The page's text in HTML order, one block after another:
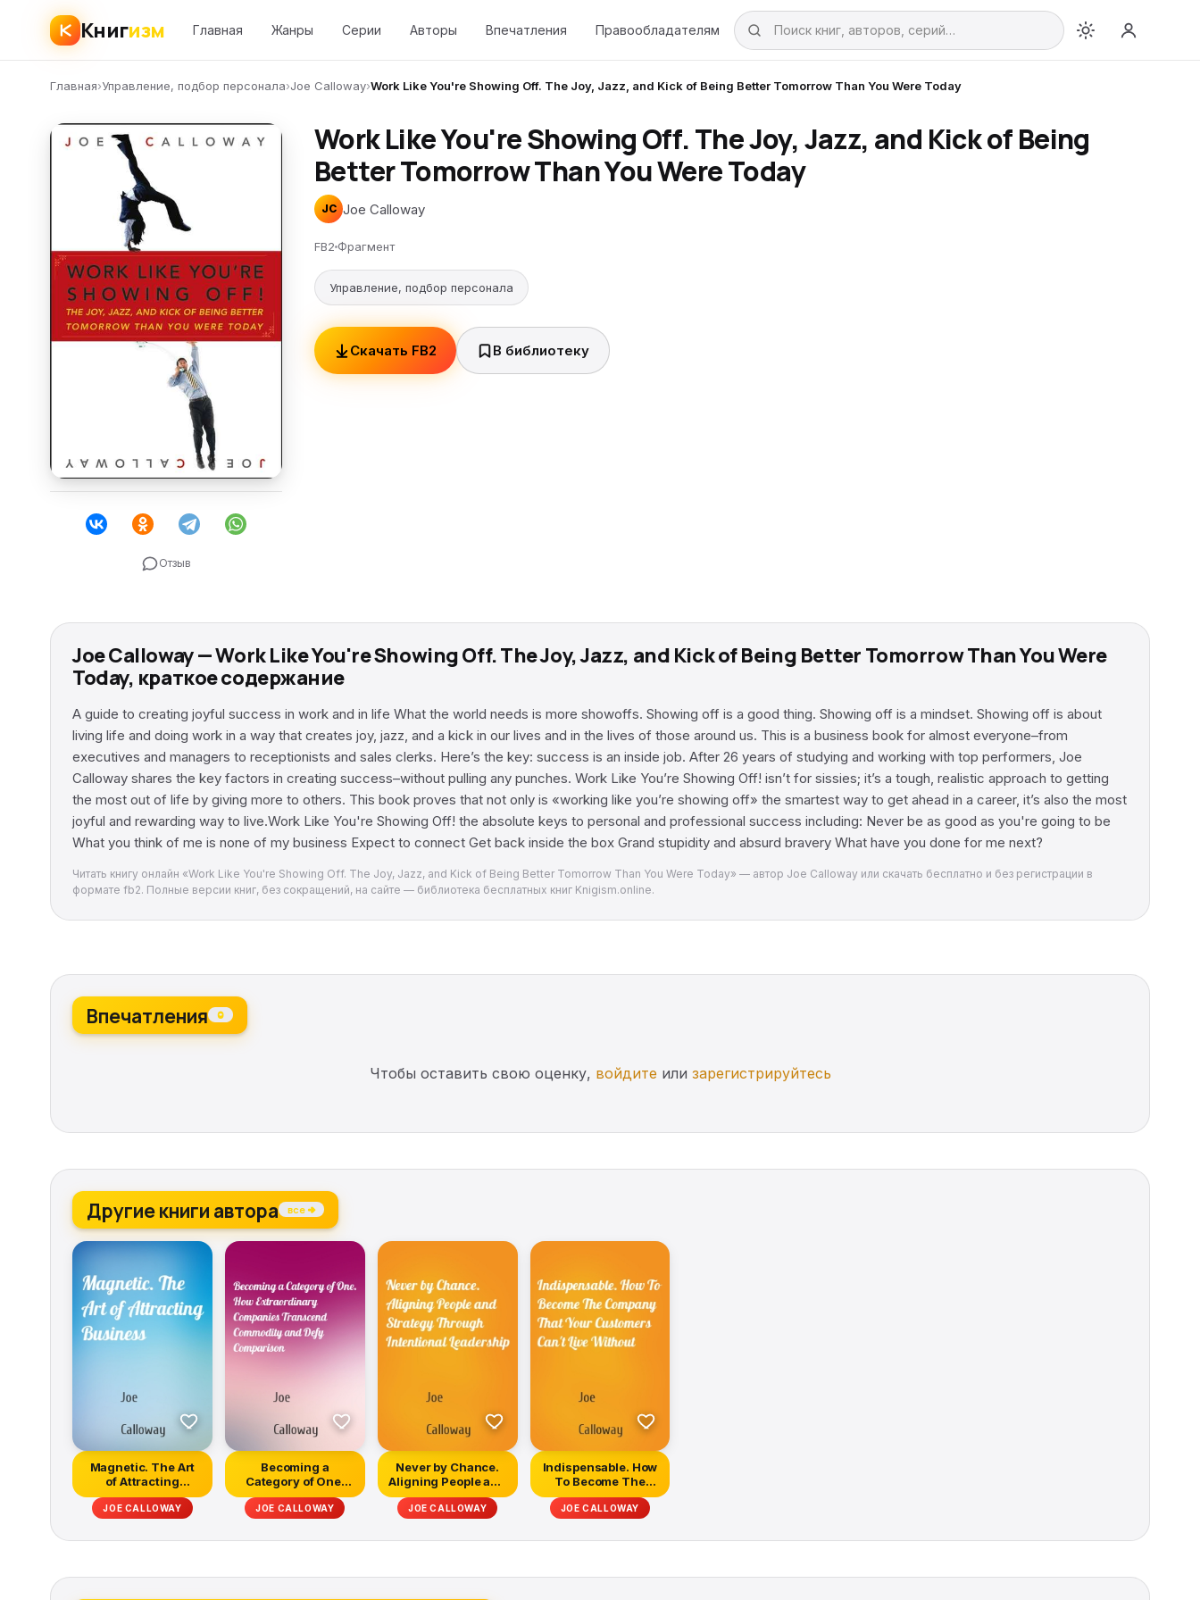
Книгизм Главная Жанры Серии Авторы Впечатления Правообладателям
Главная›Управление, подбор персонала›Joe Calloway›Work Like You're Showing Off. The Joy, Jazz, and Kick of Being Better Tomorrow Than You Were Today
Отзыв
Work Like You're Showing Off. The Joy, Jazz, and Kick of Being
Better Tomorrow Than You Were Today
JC Joe Calloway
FB2 Фрагмент
Управление, подбор персонала
Скачать FB2 В библиотеку
Joe Calloway — Work Like You're Showing Off. The Joy, Jazz, and Kick of Being Better Tomorrow Than You Were
Today, краткое содержание
A guide to creating joyful success in work and in life What the world needs is more showoffs. Showing off is a good thing. Showing off is a mindset. Showing off is about
living life and doing work in a way that creates joy, jazz, and a kick in our lives and in the lives of those around us. This is a business book for almost everyone–from
executives and managers to receptionists and sales clerks. Here’s the key: success is an inside job. After 26 years of studying and working with top performers, Joe
Calloway shares the key factors in creating success–without pulling any punches. Work Like You’re Showing Off! isn’t for sissies; it’s a tough, realistic approach to getting
the most out of life by giving more to others. This book proves that not only is «working like you’re showing off» the smartest way to get ahead in a career, it’s also the most
joyful and rewarding way to live.Work Like You're Showing Off! the absolute keys to personal and professional success including: Never be as good as you're going to be
What you think of me is none of my business Expect to connect Get back inside the box Grand stupidity and absurd bravery What have you done for me next?
Читать книгу онлайн «Work Like You're Showing Off. The Joy, Jazz, and Kick of Being Better Tomorrow Than You Were Today» — автор Joe Calloway или скачать бесплатно и без регистрации в
формате fb2. Полные версии книг, без сокращений, на сайте — библиотека бесплатных книг Knigism.online.
Впечатления 0
Чтобы оставить свою оценку, войдите или зарегистрируйтесь
Другие книги автора все →
Magnetic. The Art
of Attracting
Business
JOE CALLOWAY
Becoming a
Category of One.
How Extraordinary
Comp...
JOE CALLOWAY
Never by Chance.
Aligning People and
Strategy Thro...
JOE CALLOWAY
Indispensable. How
To Become The
Company That
Your...
JOE CALLOWAY